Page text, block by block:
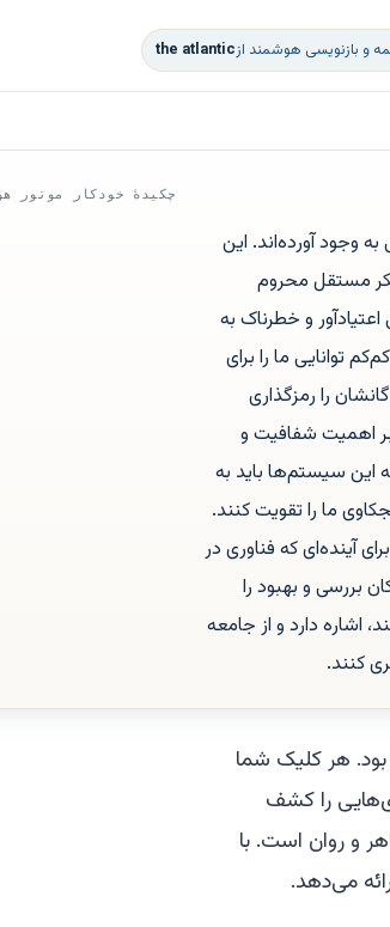
و بازنویسی هوشمند ازthe atlantic
چکیدهٔ خودکار موتور
وجود آورده‌اند. این
مستقل محروم
و خطرناک به
توانایی ما را برای
را رمزگذاری
بر اهمیت شفافیت و
این سیستم‌ها باید به
ما را تقویت کنند.
آینده‌ای که فناوری در
بررسی و بهبود را
اشاره دارد و از جامعه
کنند.
هر کلیک شما
را کشف
و روان است. با
می‌دهد.